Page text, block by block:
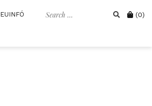
Search Cart
(0)
EUINFÓ